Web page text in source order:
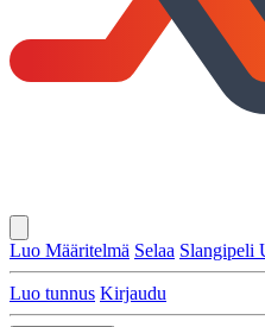
Luo Määritelmä Selaa Slangipeli
Luo tunnus Kirjaudu